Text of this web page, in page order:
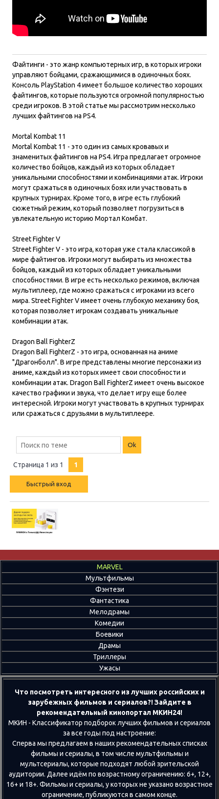
Файтинги - это жанр компьютерных игр, в которых игроки
управляют бойцами, сражающимися в одиночных боях.
Консоль PlayStation 4 имеет большое количество хороших
файтингов, которые пользуются огромной популярностью
среди игроков. В этой статье мы рассмотрим несколько
лучших файтингов на PS4.
Mortal Kombat 11
Mortal Kombat 11 - это один из самых кровавых и
знаменитых файтингов на PS4. Игра предлагает огромное
количество бойцов, каждый из которых обладает
уникальными способностями и комбинациями атак. Игроки
могут сражаться в одиночных боях или участвовать в
крупных турнирах. Кроме того, в игре есть глубокий
сюжетный режим, который позволяет погрузиться в
увлекательную историю Мортал Комбат.
Street Fighter V
Street Fighter V - это игра, которая уже стала классикой в
мире файтингов. Игроки могут выбирать из множества
бойцов, каждый из которых обладает уникальными
способностями. В игре есть несколько режимов, включая
мультиплеер, где можно сражаться с игроками из всего
мира. Street Fighter V имеет очень глубокую механику боя,
которая позволяет игрокам создавать уникальные
комбинации атак.
Dragon Ball FighterZ
Dragon Ball FighterZ - это игра, основанная на аниме
"Драгонболл". В игре представлены многие персонажи из
аниме, каждый из которых имеет свои способности и
комбинации атак. Dragon Ball FighterZ имеет очень высокое
качество графики и звука, что делает игру еще более
интересной. Игроки могут участвовать в крупных турнирах
или сражаться с друзьями в мультиплеере.
Страница 1 из 1 1
MARVEL
Мультфильмы
Фэнтези
Фантастика
Мелодрамы
Комедии
Боевики
Драмы
Триллеры
Ужасы
Что посмотреть интересного из лучших российских и
зарубежных фильмов и сериалов?! Зайдите в
рекомендательный кинопортал МКИН24!
МКИН - Классификатор подборок лучших фильмов и сериалов
за все годы под настроение:
Сперва мы предлагаем в наших рекомендательных списках
фильмы и сериалы, в том числе мультфильмы и
мультсериалы, которые подходят любой зрительской
аудитории. Далее идём по возрастному ограничению: 6+, 12+,
16+ и 18+. Фильмы и сериалы, у которых не указано возрастное
ограничение, публикуются в самом конце.